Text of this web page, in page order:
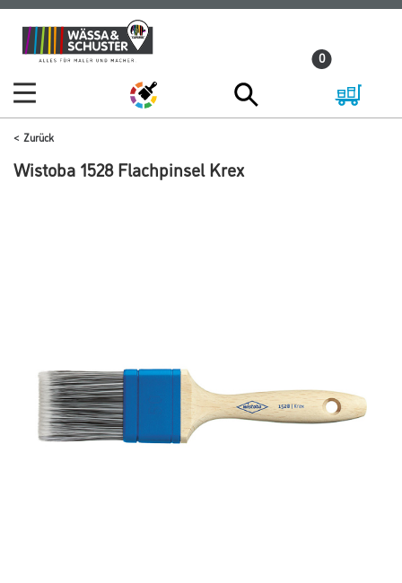
Zum
Inhalt
Zum
Navigationsmenü
0
Zurück
Wistoba 1528 Flachpinsel Krex